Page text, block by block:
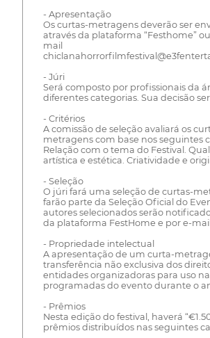
- Apresentação
Os curtas-metragens deverão ser
através da plataforma “Festhome”
mail
- Júri
Será composto por profissionais da
diferentes categorias. Sua decisão
- Critérios
A comissão de seleção avaliará os
metragens com base nos seguintes
Relação com o tema do Festival.
artística e estética. Criatividade e
- Seleção
O júri fará uma seleção de curtas-
farão parte da Seleção Oficial do
autores selecionados serão
da plataforma FestHome e por e-
- Propriedade intelectual
A apresentação de um curta-
transferência não exclusiva dos
entidades organizadoras para uso
programadas do evento durante o
- Prêmios
Nesta edição do festival, haverá
prêmios distribuídos nas seguintes